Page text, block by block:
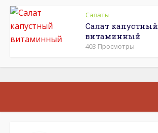
Салаты
Салат капустный
витаминный
403 Просмотры